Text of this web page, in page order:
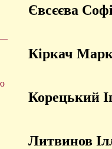
Євсєєва
Кіркач
Корецький
Литвинов